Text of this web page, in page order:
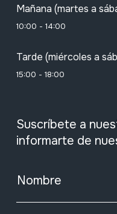
Mañana (martes a
10:00 - 14:00
Tarde (miércoles a
15:00 - 18:00
Suscríbete a
informarte de
Nombre